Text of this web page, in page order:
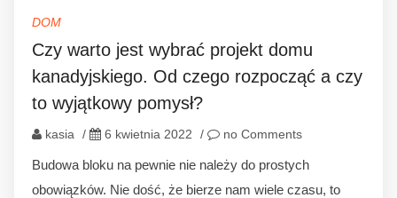
DOM
Czy warto jest wybrać projekt domu
kanadyjskiego. Od czego rozpocząć a czy
to wyjątkowy pomysł?
kasia / 6 kwietnia 2022 / no Comments
Budowa bloku na pewnie nie należy do prostych
obowiązków. Nie dość, że bierze nam wiele czasu, to